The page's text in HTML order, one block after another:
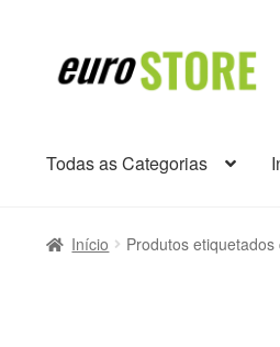
para
Saltar
para
Todas as Categorias
Início Produtos etiquetados